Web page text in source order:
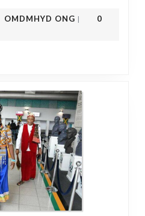
OMDMHYD ONG |
0